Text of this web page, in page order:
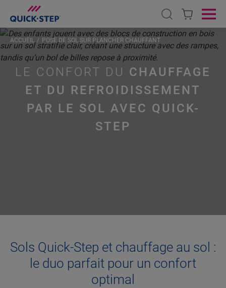
Open search
LE CONFORT DU CHAUFFAGE
ET DU REFROIDISSEMENT
PAR LE SOL AVEC QUICK-
STEP
ACCUEIL POSE DE SOL SUR PLANCHER CHAUFFANT
Sols Quick-Step et chauffage au sol :
le duo parfait pour un confort
optimal